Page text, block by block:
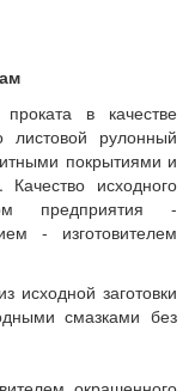
в качестве
листовой рулонный
покрытиями и
исходного
предприятия -
- изготовителем
исходной заготовки
смазками без